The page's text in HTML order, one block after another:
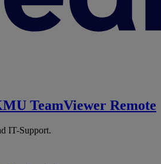
TeamViewer Remote
IT-Support.